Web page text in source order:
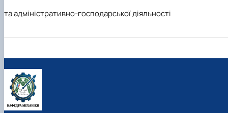
та адміністративно-господарської діяльності